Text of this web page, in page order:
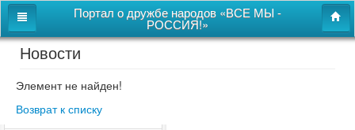
Портал о дружбе народов «ВСЕ МЫ -
РОССИЯ!»
Главная
Дом дружбы народов
Новости
Новости
Элемент не найден!
Возврат к списку